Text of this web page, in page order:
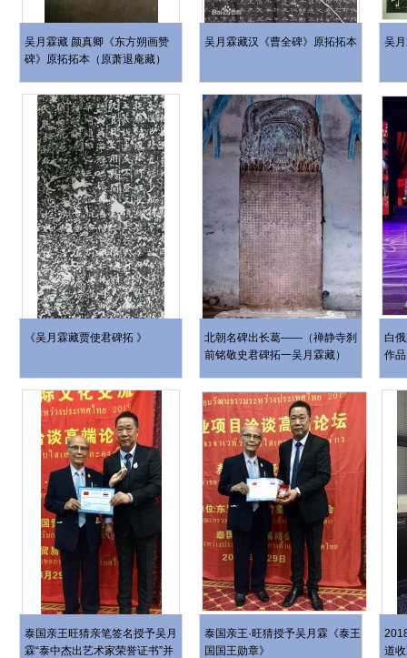
吴月霖藏 颜真卿《东方朔画赞
碑》原拓拓本（原萧退庵藏）
吴月霖藏汉《曹全碑》原拓拓本 吴
《吴月霖藏贾使君碑拓 》
北朝名碑出长葛——（禅静寺刹
前铭敬史君碑拓一吴月霖藏）
白
作品
泰国亲王旺猜亲笔签名授予吴月
霖“泰中杰出艺术家荣誉证书”并
泰国亲王·旺猜授予吴月霖《泰王
国国王勋章》
道